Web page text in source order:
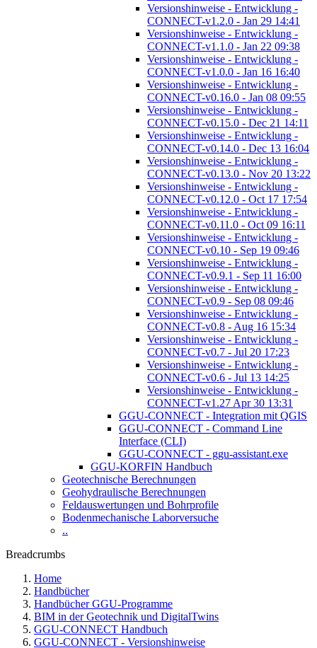
Versionshinweise - Entwicklung -
CONNECT-v1.2.0 - Jan 29 14:41
Versionshinweise - Entwicklung -
CONNECT-v1.1.0 - Jan 22 09:38
Versionshinweise - Entwicklung -
CONNECT-v1.0.0 - Jan 16 16:40
Versionshinweise - Entwicklung -
CONNECT-v0.16.0 - Jan 08 09:55
Versionshinweise - Entwicklung -
CONNECT-v0.15.0 - Dec 21 14:11
Versionshinweise - Entwicklung -
CONNECT-v0.14.0 - Dec 13 16:04
Versionshinweise - Entwicklung -
CONNECT-v0.13.0 - Nov 20 13:22
Versionshinweise - Entwicklung -
CONNECT-v0.12.0 - Oct 17 17:54
Versionshinweise - Entwicklung -
CONNECT-v0.11.0 - Oct 09 16:11
Versionshinweise - Entwicklung -
CONNECT-v0.10 - Sep 19 09:46
Versionshinweise - Entwicklung -
CONNECT-v0.9.1 - Sep 11 16:00
Versionshinweise - Entwicklung -
CONNECT-v0.9 - Sep 08 09:46
Versionshinweise - Entwicklung -
CONNECT-v0.8 - Aug 16 15:34
Versionshinweise - Entwicklung -
CONNECT-v0.7 - Jul 20 17:23
Versionshinweise - Entwicklung -
CONNECT-v0.6 - Jul 13 14:25
Versionshinweise - Entwicklung -
CONNECT-v1.27 Apr 30 13:31
GGU-CONNECT - Integration mit QGIS
GGU-CONNECT - Command Line
Interface (CLI)
GGU-CONNECT - ggu-assistant.exe
GGU-KORFIN Handbuch
Geotechnische Berechnungen
Geohydraulische Berechnungen
Feldauswertungen und Bohrprofile
Bodenmechanische Laborversuche
..
Breadcrumbs
Home
Handbücher
Handbücher GGU-Programme
BIM in der Geotechnik und DigitalTwins
GGU-CONNECT Handbuch
GGU-CONNECT - Versionshinweise